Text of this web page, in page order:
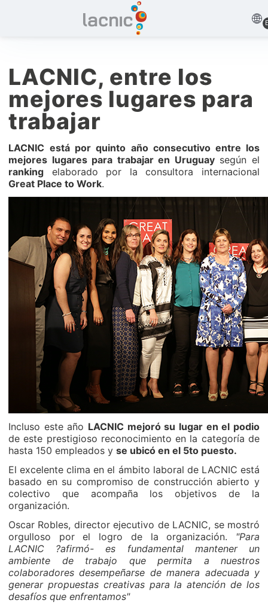
LACNIC, entre los
mejores lugares para
trabajar
LACNIC está por quinto año consecutivo entre los
mejores lugares para trabajar en Uruguaysegún el
ranking elaborado por la consultora internacional
Great Place to Work.
Incluso este año LACNIC mejoró su lugar en el podio
de este prestigioso reconocimiento en la categoría de
hasta 150 empleados y se ubicó en el 5to puesto.
El excelente clima en el ámbito laboral de LACNIC está
basado en su compromiso de construcción abierto y
colectivo que acompaña los objetivos de la
organización.
Oscar Robles, director ejecutivo de LACNIC, se mostró
orgulloso por el logro de la organización. "Para
LACNIC ?afirmó- es fundamental mantener un
ambiente de trabajo que permita a nuestros
colaboradores desempeñarse de manera adecuada y
generar propuestas creativas para la atención de los
desafíos que enfrentamos"